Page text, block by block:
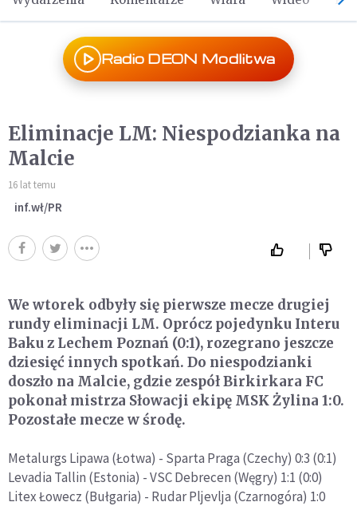
Radio DEON Modlitwa
Eliminacje LM: Niespodzianka na
Malcie
16 lat temu
inf.wł/PR
We wtorek odbyły się pierwsze mecze drugiej
rundy eliminacji LM. Oprócz pojedynku Interu
Baku z Lechem Poznań (0:1), rozegrano jeszcze
dziesięć innych spotkań. Do niespodzianki
doszło na Malcie, gdzie zespół Birkirkara FC
pokonał mistrza Słowacji ekipę MSK Żylina 1:0.
Pozostałe mecze w środę.
Metalurgs Lipawa (Łotwa) - Sparta Praga (Czechy) 0:3 (0:1)
Levadia Tallin (Estonia) - VSC Debrecen (Węgry) 1:1 (0:0)
Litex Łowecz (Bułgaria) - Rudar Pljevlja (Czarnogóra) 1:0